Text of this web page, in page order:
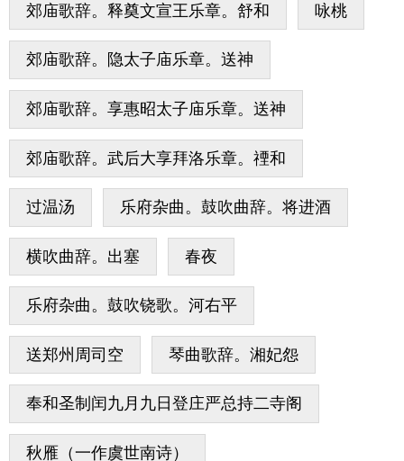
郊庙歌辞。释奠文宣王乐章。舒和 咏桃
郊庙歌辞。隐太子庙乐章。送神
郊庙歌辞。享惠昭太子庙乐章。送神
郊庙歌辞。武后大享拜洛乐章。禋和
过温汤 乐府杂曲。鼓吹曲辞。将进酒
横吹曲辞。出塞 春夜
乐府杂曲。鼓吹铙歌。河右平
送郑州周司空 琴曲歌辞。湘妃怨
奉和圣制闰九月九日登庄严总持二寺阁
秋雁（一作虞世南诗）